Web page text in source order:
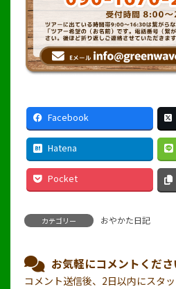
Facebook
Hatena
Pocket
カテゴリー おやかた日記
お気軽にコメントくださ
コメント送信後、2日以内にスタ